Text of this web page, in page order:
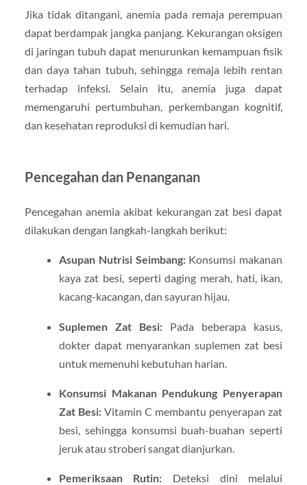
Jika tidak ditangani, anemia pada remaja perempuan
dapat berdampak jangka panjang. Kekurangan oksigen
di jaringan tubuh dapat menurunkan kemampuan fisik
dan daya tahan tubuh, sehingga remaja lebih rentan
terhadap infeksi. Selain itu, anemia juga dapat
memengaruhi pertumbuhan, perkembangan kognitif,
dan kesehatan reproduksi di kemudian hari.
Pencegahan dan Penanganan
Pencegahan anemia akibat kekurangan zat besi dapat
dilakukan dengan langkah-langkah berikut:
Asupan Nutrisi Seimbang:Konsumsi makanan
kaya zat besi, seperti daging merah, hati, ikan,
kacang-kacangan, dan sayuran hijau.
Suplemen Zat Besi:Pada beberapa kasus,
dokter dapat menyarankan suplemen zat besi
untuk memenuhi kebutuhan harian.
Konsumsi Makanan Pendukung Penyerapan
Zat Besi:Vitamin C membantu penyerapan zat
besi, sehingga konsumsi buah-buahan seperti
jeruk atau stroberi sangat dianjurkan.
Pemeriksaan Rutin: Deteksi dini melalui